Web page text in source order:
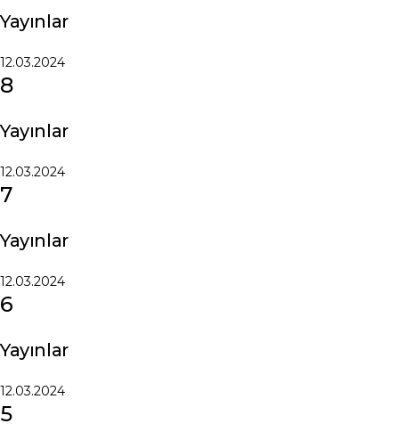
Yayınlar
12.03.2024
8
Yayınlar
12.03.2024
7
Yayınlar
12.03.2024
6
Yayınlar
12.03.2024
5